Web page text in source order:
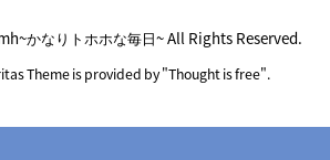
かなりトホホな毎日~All Rights Reserved.
Theme is provided by "Thought is free".